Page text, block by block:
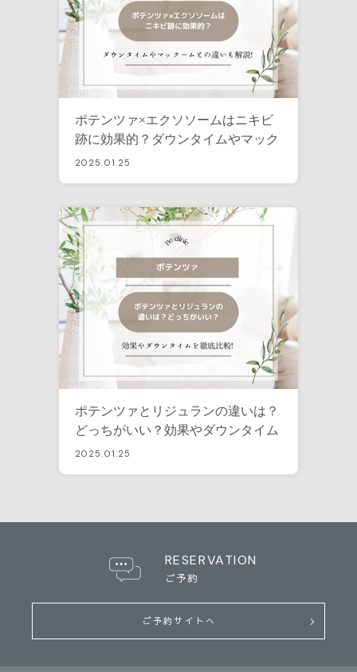
ポテンツァ×エクソソームはニキビ
跡に効果的？ダウンタイムやマック
ームとの違いも解説！
2025.01.25
ポテンツァとリジュランの違いは？
どっちがいい？効果やダウンタイム
を徹底比較！
2025.01.25
RESERVATION
ご予約
ご予約サイトへ